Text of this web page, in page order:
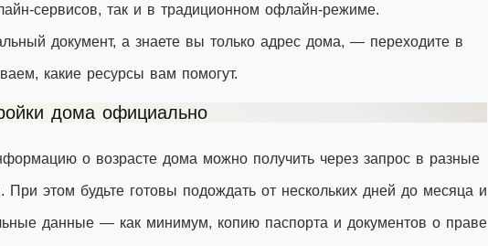
сервисов, так и в традиционном офлайн-режиме.
документ, а знаете вы только адрес дома, — переходите в
какие ресурсы вам помогут.
дома официально
о возрасте дома можно получить через запрос в разные
При этом будьте готовы подождать от нескольких дней до месяца и
данные — как минимум, копию паспорта и документов о праве